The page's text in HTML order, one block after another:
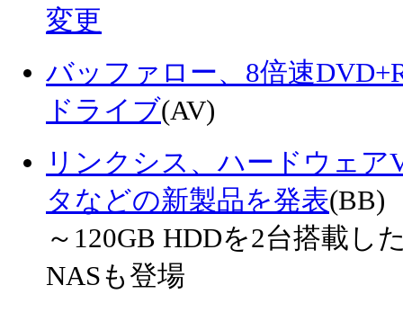
変更
バッファロー、8倍速
ドライブ(AV)
リンクシス、ハードウェア
タなどの新製品を発表(BB)
～120GB HDDを2台搭載し
NASも登場